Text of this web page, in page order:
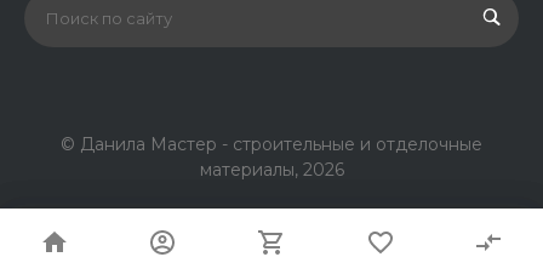
© Данила Мастер - строительные и отделочные
материалы, 2026